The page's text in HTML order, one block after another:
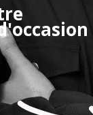
2/3
adhérent ?